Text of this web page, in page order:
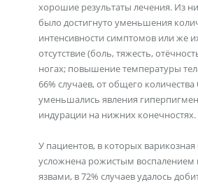
хорошие результаты лечения. Из
было достигнуто уменьшения
интенсивности симптомов или же
отсутствие (боль, тяжесть,
ногах; повышение температуры
66% случаев, от общего
уменьшались явления
индурации на нижних конечностях.
У пациентов, в которых
усложнена рожистым воспалением
язвами, в 72% случаев удалось